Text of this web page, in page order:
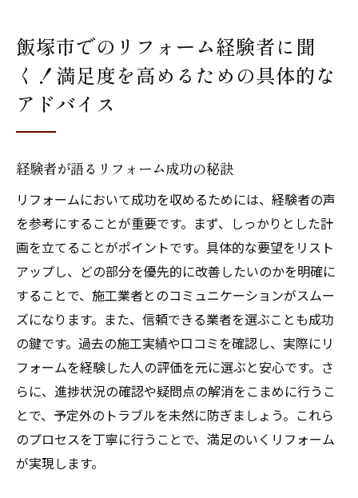
飯塚市でのリフォーム経験者に聞
く！満足度を高めるための具体的な
アドバイス
経験者が語るリフォーム成功の秘訣
リフォームにおいて成功を収めるためには、経験者の声
を参考にすることが重要です。まず、しっかりとした計
画を立てることがポイントです。具体的な要望をリスト
アップし、どの部分を優先的に改善したいのかを明確に
することで、施工業者とのコミュニケーションがスムー
ズになります。また、信頼できる業者を選ぶことも成功
の鍵です。過去の施工実績や口コミを確認し、実際にリ
フォームを経験した人の評価を元に選ぶと安心です。さ
らに、進捗状況の確認や疑問点の解消をこまめに行うこ
とで、予定外のトラブルを未然に防ぎましょう。これら
のプロセスを丁寧に行うことで、満足のいくリフォーム
が実現します。